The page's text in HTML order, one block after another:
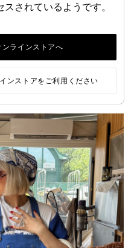
ン市
されているようです。
ラインストアへ
ンストアをご利用ください